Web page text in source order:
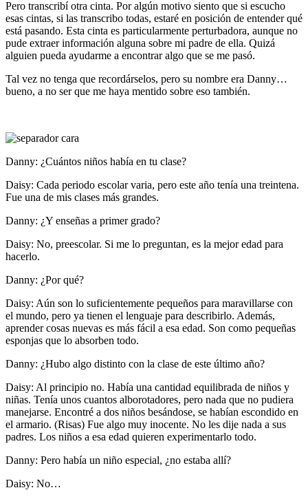
Pero transcribí otra cinta. Por algún motivo siento que si escucho
esas cintas, si las transcribo todas, estaré en posición de entender qué
está pasando. Esta cinta es particularmente perturbadora, aunque no
pude extraer información alguna sobre mi padre de ella. Quizá
alguien pueda ayudarme a encontrar algo que se me pasó.
Tal vez no tenga que recordárselos, pero su nombre era Danny…
bueno, a no ser que me haya mentido sobre eso también.
Danny: ¿Cuántos niños había en tu clase?
Daisy: Cada periodo escolar varia, pero este año tenía una treintena.
Fue una de mis clases más grandes.
Danny: ¿Y enseñas a primer grado?
Daisy: No, preescolar. Si me lo preguntan, es la mejor edad para
hacerlo.
Danny: ¿Por qué?
Daisy: Aún son lo suficientemente pequeños para maravillarse con
el mundo, pero ya tienen el lenguaje para describirlo. Además,
aprender cosas nuevas es más fácil a esa edad. Son como pequeñas
esponjas que lo absorben todo.
Danny: ¿Hubo algo distinto con la clase de este último año?
Daisy: Al principio no. Había una cantidad equilibrada de niños y
niñas. Tenía unos cuantos alborotadores, pero nada que no pudiera
manejarse. Encontré a dos niños besándose, se habían escondido en
el armario. (Risas) Fue algo muy inocente. No les dije nada a sus
padres. Los niños a esa edad quieren experimentarlo todo.
Danny: Pero había un niño especial, ¿no estaba allí?
Daisy: No…